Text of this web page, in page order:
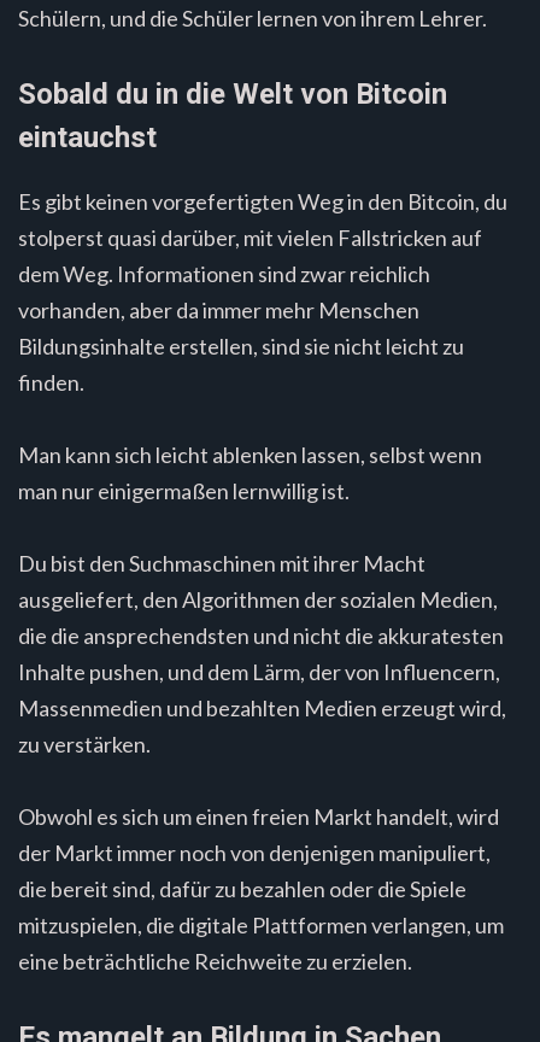
Schülern, und die Schüler lernen von ihrem Lehrer.
Sobald du in die Welt von Bitcoin
eintauchst
Es gibt keinen vorgefertigten Weg in den Bitcoin, du
stolperst quasi darüber, mit vielen Fallstricken auf
dem Weg. Informationen sind zwar reichlich
vorhanden, aber da immer mehr Menschen
Bildungsinhalte erstellen, sind sie nicht leicht zu
finden.
Man kann sich leicht ablenken lassen, selbst wenn
man nur einigermaßen lernwillig ist.
Du bist den Suchmaschinen mit ihrer Macht
ausgeliefert, den Algorithmen der sozialen Medien,
die die ansprechendsten und nicht die akkuratesten
Inhalte pushen, und dem Lärm, der von Influencern,
Massenmedien und bezahlten Medien erzeugt wird,
zu verstärken.
Obwohl es sich um einen freien Markt handelt, wird
der Markt immer noch von denjenigen manipuliert,
die bereit sind, dafür zu bezahlen oder die Spiele
mitzuspielen, die digitale Plattformen verlangen, um
eine beträchtliche Reichweite zu erzielen.